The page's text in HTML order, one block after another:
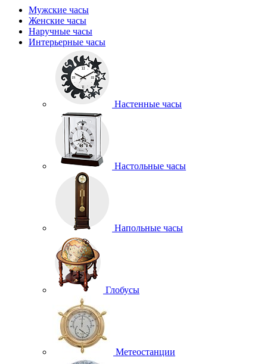
Мужские часы
Женские часы
Наручные часы
Интерьерные часы
Настенные часы
Настольные часы
Напольные часы
Глобусы
Метеостанции